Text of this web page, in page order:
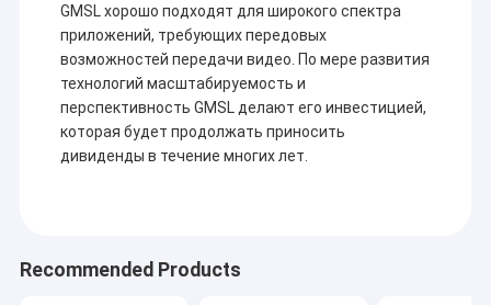
GMSL хорошо подходят для широкого спектра
приложений, требующих передовых
возможностей передачи видео. По мере развития
технологий масштабируемость и
перспективность GMSL делают его инвестицией,
которая будет продолжать приносить
дивиденды в течение многих лет.
Recommended Products